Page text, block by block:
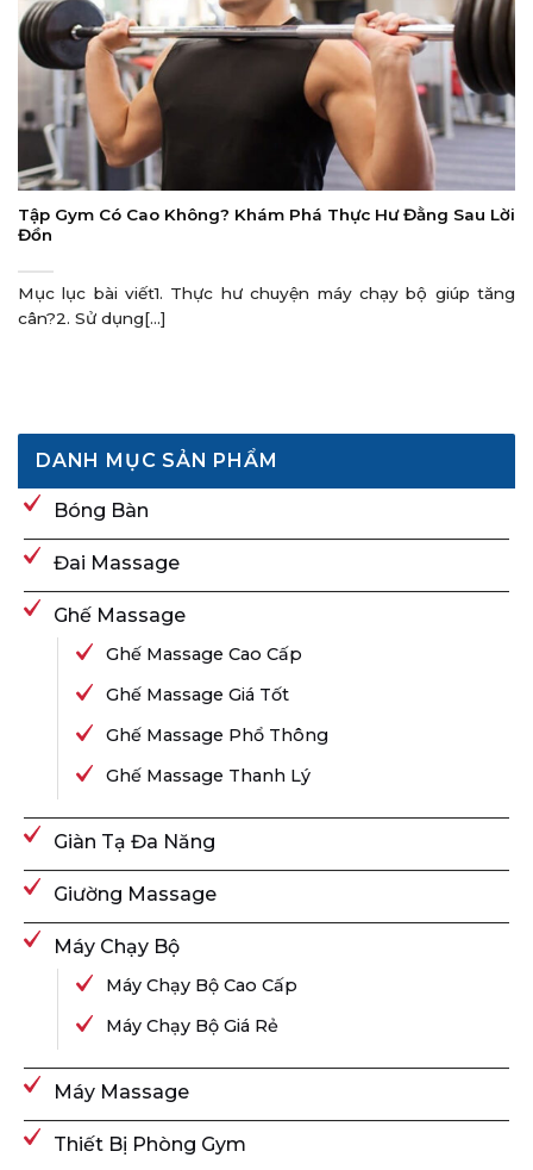
Tập Gym Có Cao Không? Khám Phá Thực Hư Đằng Sau Lời
Đồn
Mục lục bài viết1. Thực hư chuyện máy chạy bộ giúp tăng
cân?2. Sử dụng[...]
DANH MỤC SẢN PHẨM
Bóng Bàn
Đai Massage
Ghế Massage
Ghế Massage Cao Cấp
Ghế Massage Giá Tốt
Ghế Massage Phổ Thông
Ghế Massage Thanh Lý
Giàn Tạ Đa Năng
Giường Massage
Máy Chạy Bộ
Máy Chạy Bộ Cao Cấp
Máy Chạy Bộ Giá Rẻ
Máy Massage
Thiết Bị Phòng Gym